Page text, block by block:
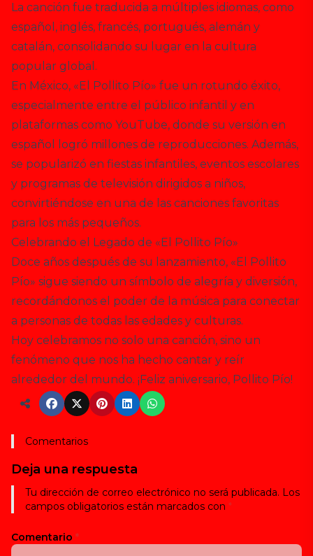
La canción fue traducida a múltiples idiomas, como
español, inglés, francés, portugués, alemán y
catalán, consolidando su lugar en la cultura
popular global.
En México, «El Pollito Pío» fue un rotundo éxito,
especialmente entre el público infantil y en
plataformas como YouTube, donde su versión en
español logró millones de reproducciones. Además,
se popularizó en fiestas infantiles, eventos escolares
y programas de televisión dirigidos a niños,
convirtiéndose en una de las canciones favoritas
para los más pequeños.
Celebrando el Legado de «El Pollito Pío»
Doce años después de su lanzamiento, «El Pollito
Pío» sigue siendo un símbolo de alegría y diversión,
recordándonos el poder de la música para conectar
a personas de todas las edades y culturas.
Hoy celebramos no solo una canción, sino un
fenómeno que nos ha hecho cantar y reír
alrededor del mundo. ¡Feliz aniversario, Pollito Pío!
Comentarios
Deja una respuesta
Tu dirección de correo electrónico no será publicada. Los
campos obligatorios están marcados con *
Comentario *